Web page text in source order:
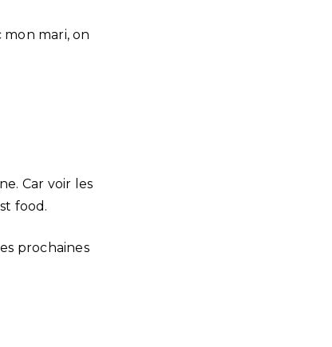
mari, on
Car voir les
food.
prochaines